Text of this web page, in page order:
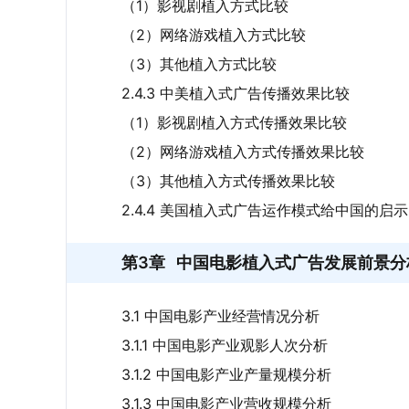
（1）影视剧植入方式比较
（2）网络游戏植入方式比较
（3）其他植入方式比较
2.4.3 中美植入式广告传播效果比较
（1）影视剧植入方式传播效果比较
（2）网络游戏植入方式传播效果比较
（3）其他植入方式传播效果比较
2.4.4 美国植入式广告运作模式给中国的启示
第3章 中国电影植入式广告发展前景
3.1 中国电影产业经营情况分析
3.1.1 中国电影产业观影人次分析
3.1.2 中国电影产业产量规模分析
3.1.3 中国电影产业营收规模分析